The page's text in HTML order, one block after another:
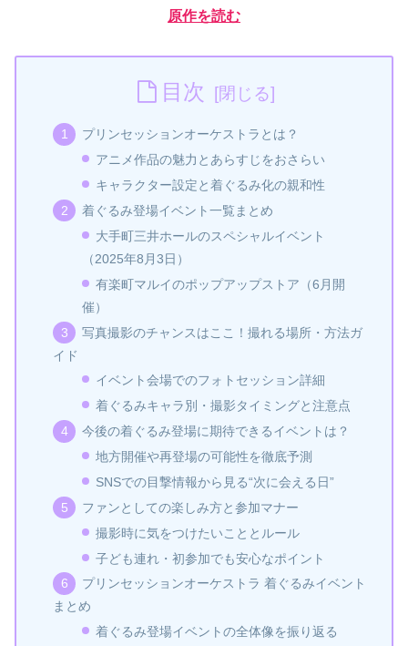
原作を読む
目次
プリンセッションオーケストラとは？
アニメ作品の魅力とあらすじをおさらい
キャラクター設定と着ぐるみ化の親和性
着ぐるみ登場イベント一覧まとめ
大手町三井ホールのスペシャルイベント
（2025年8月3日）
有楽町マルイのポップアップストア（6月開
催）
写真撮影のチャンスはここ！撮れる場所・方法ガ
イド
イベント会場でのフォトセッション詳細
着ぐるみキャラ別・撮影タイミングと注意点
今後の着ぐるみ登場に期待できるイベントは？
地方開催や再登場の可能性を徹底予測
SNSでの目撃情報から見る“次に会える日”
ファンとしての楽しみ方と参加マナー
撮影時に気をつけたいこととルール
子ども連れ・初参加でも安心なポイント
プリンセッションオーケストラ 着ぐるみイベント
まとめ
着ぐるみ登場イベントの全体像を振り返る